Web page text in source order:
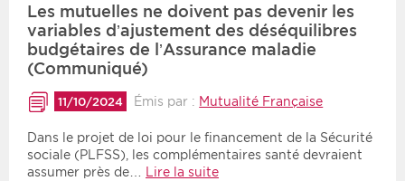
Les mutuelles ne doivent pas devenir les
variables d’ajustement des déséquilibres
budgétaires de l’Assurance maladie
(Communiqué)
11/10/2024 Émis par : Mutualité Française
Dans le projet de loi pour le financement de la Sécurité
sociale (PLFSS), les complémentaires santé devraient
assumer près de…
Lire la suite